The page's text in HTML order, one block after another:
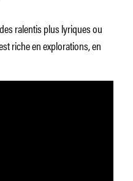
ralentis plus lyriques ou
riche en explorations, en